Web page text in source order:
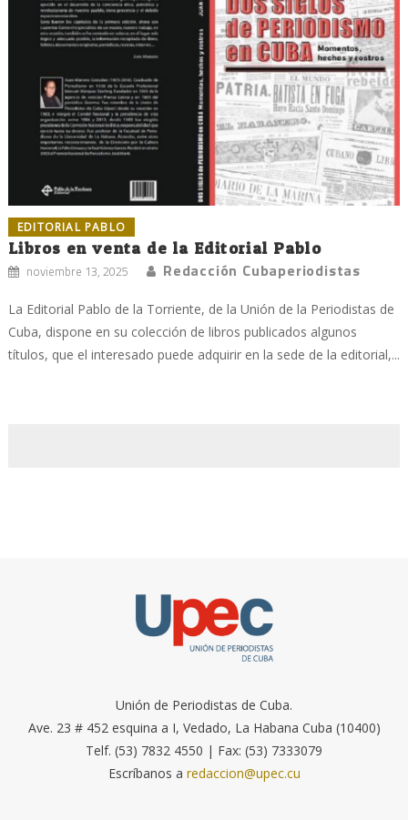
EDITORIAL PABLO
Libros en venta de la Editorial Pablo
noviembre 13, 2025 Redacción Cubaperiodistas
La Editorial Pablo de la Torriente, de la Unión de la Periodistas de
Cuba, dispone en su colección de libros publicados algunos
títulos, que el interesado puede adquirir en la sede de la editorial,...
Unión de Periodistas de Cuba.
Ave. 23 # 452 esquina a I, Vedado, La Habana Cuba (10400)
Telf. (53) 7832 4550 | Fax: (53) 7333079
Escríbanos a redaccion@upec.cu